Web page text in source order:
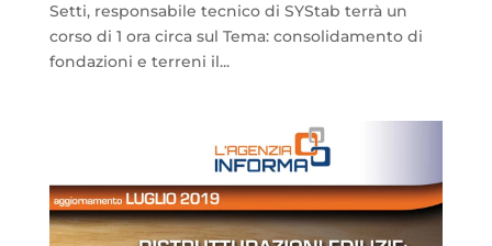
Setti, responsabile tecnico di SYStab terrà un
corso di 1 ora circa sul Tema: consolidamento di
fondazioni e terreni il...